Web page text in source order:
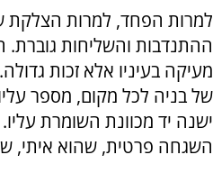
למרות הפחד, למרות הצלקת
ההתנדבות והשליחות גוברת.
מעיקה בעיניו אלא זכות
של בניה לכל מקום, מספר
ישנה יד מכוונת השומרת
השגחה פרטית, שהוא איתי,